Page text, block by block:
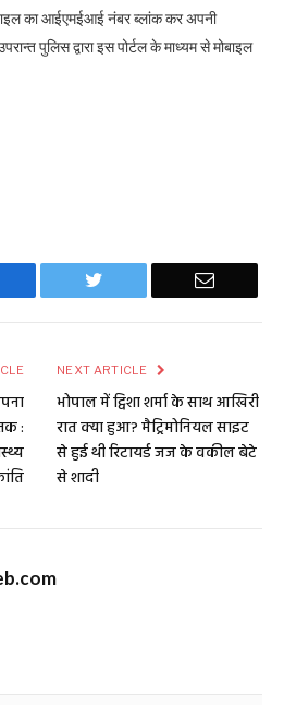
का आईएमईआई नंबर ब्लांक कर अपनी
पुलिस द्वारा इस पोर्टल के माध्यम से मोबाइल
Twitter Email
:
NEXT ARTICLE
भोपाल में ट्विशा शर्मा के साथ आखिरी
रात क्या हुआ? मैट्रिमोनियल साइट
से हुई थी रिटायर्ड जज के वकील बेटे
से शादी